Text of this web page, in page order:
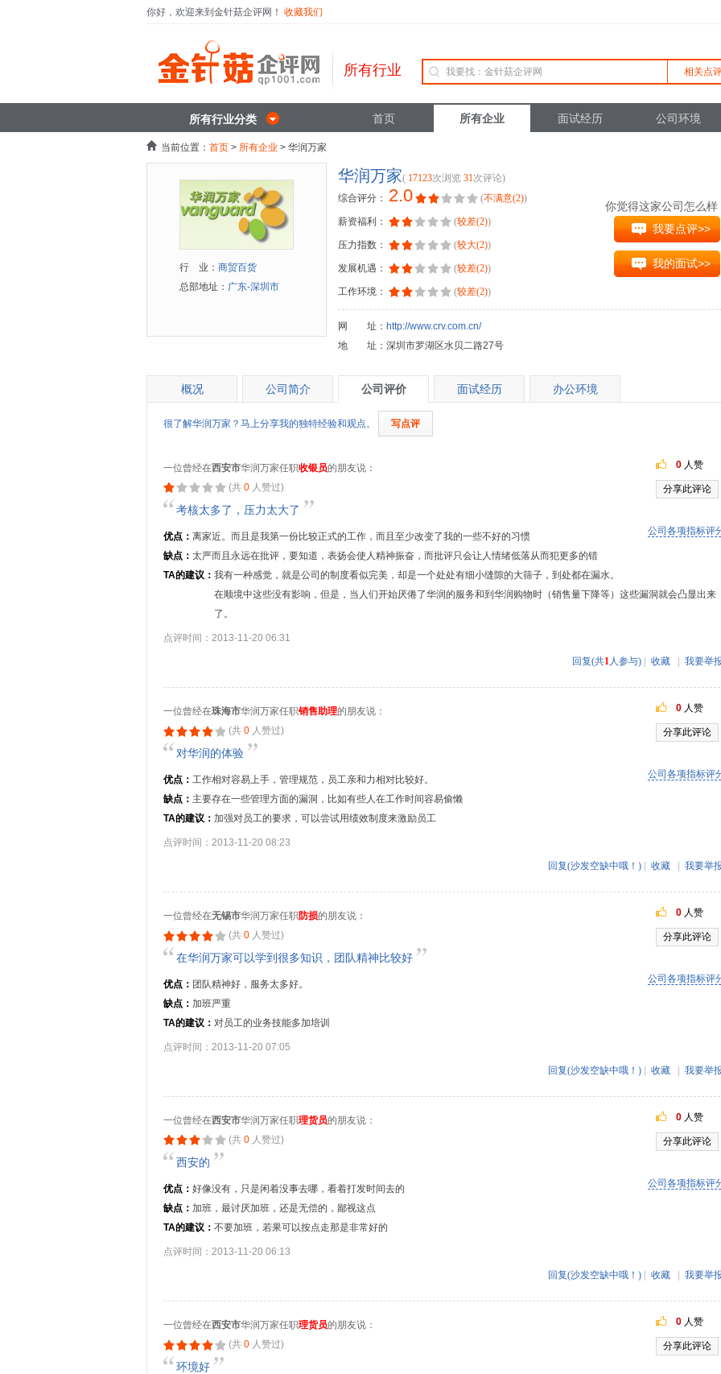
你好，欢迎来到金针菇企评网！ 收藏我们
所有行业 相关点
所有行业分类 首页 所有企业 面试经历 公司环境
当前位置： 首页 > 所有企业 > 华润万家
行 业： 商贸百货
总部地址： 广东-深圳市
华润万家( 17123次浏览 31次评论)
综合评分：
2.0 (不满意(2))
薪资福利： (较差(2))
压力指数： (较大(2))
发展机遇： (较差(2))
工作环境： (较差(2))
网 址： http://www.crv.com.cn/
地 址：深圳市罗湖区水贝二路27号
你觉得这家公司怎么样
我要点评>>
我的面试>>
概况 公司简介 公司评价 面试经历 办公环境
很了解华润万家？马上分享我的独特经验和观点。 写点评
一位曾经在西安市华润万家任职收银员的朋友说：
(共 0 人赞过)
考核太多了，压力太大了
0 人赞
分享此评论
公司各项指标评
优点： 离家近。而且是我第一份比较正式的工作，而且至少改变了我的一些不好的习惯
缺点： 太严而且永远在批评，要知道，表扬会使人精神振奋，而批评只会让人情绪低落从而犯更多的错
TA的建议： 我有一种感觉，就是公司的制度看似完美，却是一个处处有细小缝隙的大筛子，到处都在漏水。
在顺境中这些没有影响，但是，当人们开始厌倦了华润的服务和到华润购物时（销售量下降等）这些漏洞就会凸显出来
了。
点评时间：2013-11-20 06:31
回复(共1人参与) 收藏 我要举
一位曾经在珠海市华润万家任职销售助理的朋友说：
(共 0 人赞过)
对华润的体验
0 人赞
分享此评论
公司各项指标评
优点： 工作相对容易上手，管理规范，员工亲和力相对比较好。
缺点： 主要存在一些管理方面的漏洞，比如有些人在工作时间容易偷懒
TA的建议： 加强对员工的要求，可以尝试用绩效制度来激励员工
点评时间：2013-11-20 08:23
回复(沙发空缺中哦！) 收藏 我要举
一位曾经在无锡市华润万家任职防损的朋友说：
(共 0 人赞过)
在华润万家可以学到很多知识，团队精神比较好
0 人赞
分享此评论
公司各项指标评
优点： 团队精神好，服务太多好。
缺点： 加班严重
TA的建议： 对员工的业务技能多加培训
点评时间：2013-11-20 07:05
回复(沙发空缺中哦！) 收藏 我要举
一位曾经在西安市华润万家任职理货员的朋友说：
(共 0 人赞过)
西安的
0 人赞
分享此评论
公司各项指标评
优点： 好像没有，只是闲着没事去哪，看着打发时间去的
缺点： 加班，最讨厌加班，还是无偿的，鄙视这点
TA的建议： 不要加班，若果可以按点走那是非常好的
点评时间：2013-11-20 06:13
回复(沙发空缺中哦！) 收藏 我要举
一位曾经在西安市华润万家任职理货员的朋友说：
(共 0 人赞过)
环境好
0 人赞
分享此评论